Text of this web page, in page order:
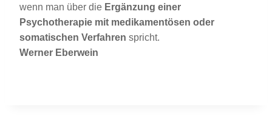
wenn man über die Ergänzung einer
Psychotherapie mit medikamentösen oder
somatischen Verfahren spricht.
Werner Eberwein